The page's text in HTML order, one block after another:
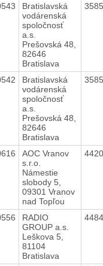
Bratislavská
vodárenská
spoločnosť
a.s.
Prešovská 48,
82646
Bratislava
Bratislavská
vodárenská
spoločnosť
a.s.
Prešovská 48,
82646
Bratislava
AOC Vranov
s.r.o.
Námestie
slobody 5,
09301 Vranov
nad Topľou
RADIO
GROUP a.s.
Leškova 5,
81104
Bratislava